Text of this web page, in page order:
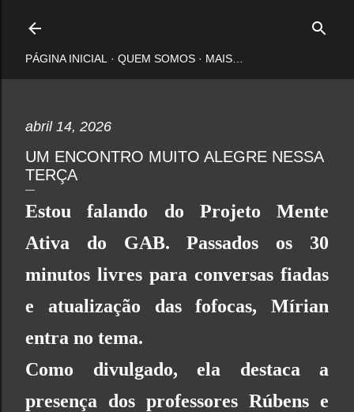
PÁGINA INICIAL QUEM SOMOS MAIS…
abril 14, 2026
UM ENCONTRO MUITO ALEGRE NESSA
TERÇA
Estou falando do Projeto Mente
Ativa do GAB. Passados os 30
minutos livres para conversas fiadas
e atualização das fofocas, Mírian
entra no tema.
Como divulgado, ela destaca a
presença dos professores Rúbens e